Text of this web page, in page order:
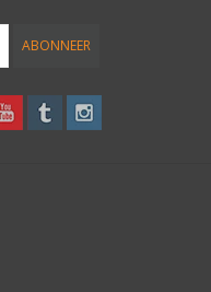
ABONNEER